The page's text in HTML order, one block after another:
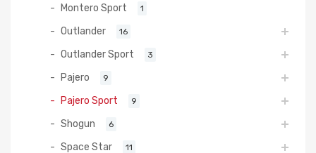
Montero Sport 1
Outlander 16
Outlander Sport 3
Pajero 9
Pajero Sport 9
Shogun 6
Space Star 11